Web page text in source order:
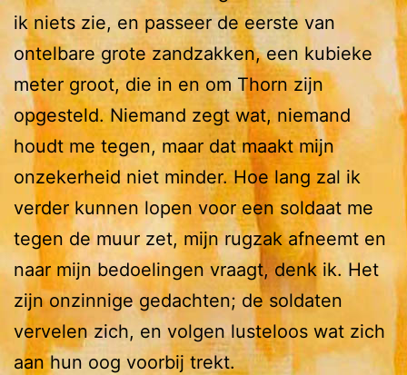
ik niets zie, en passeer de eerste van
ontelbare grote zandzakken, een kubieke
meter groot, die in en om Thorn zijn
opgesteld. Niemand zegt wat, niemand
houdt me tegen, maar dat maakt mijn
onzekerheid niet minder. Hoe lang zal ik
verder kunnen lopen voor een soldaat me
tegen de muur zet, mijn rugzak afneemt en
naar mijn bedoelingen vraagt, denk ik. Het
zijn onzinnige gedachten; de soldaten
vervelen zich, en volgen lusteloos wat zich
aan hun oog voorbij trekt.